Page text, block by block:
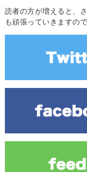
読者の方が増えると、
も頑張っていきますの